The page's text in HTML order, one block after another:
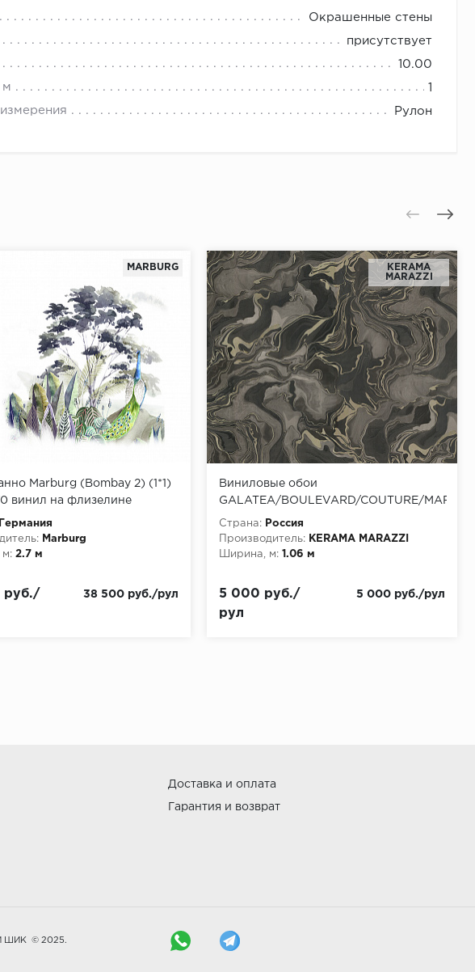
Окрашенные стены
присутствует
10.00
м 1
Рулон
MARBURG
Marburg (Bombay 2) (1*1)
винил на флизелине
Германия
Marburg
м: 2.7 м
руб./
38 500 руб./рул
KERAMA
MARAZZI
Виниловые обои
GALATEA/BOULEVARD/COUTURE/
KM7606 Обои Kerama Marazzi
(Galatea/Boulevard/Couture/Marmaros)
(1*4) 10,05*1,06 винил на флизелине
Страна:
Россия
Производитель:
KERAMA MARAZZI
Ширина, м: 1.06 м
5 000 руб./
рул
5 000 руб./рул
Доставка и оплата
Гарантия и возврат
ШИК © 2025.